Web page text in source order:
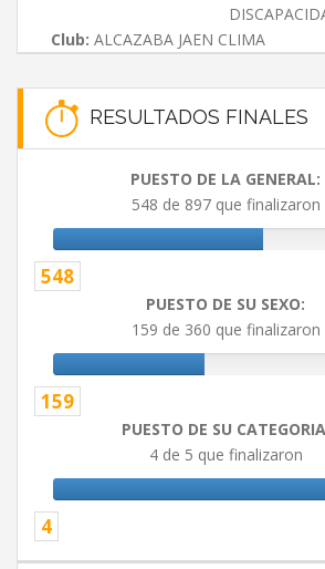
Club: ALCAZABA JAEN CLIMA
RESULTADOS FINALES
PUESTO DE LA GENERAL:
548 de 897 que finalizaron
548
PUESTO DE SU SEXO:
159 de 360 que finalizaron
159
PUESTO DE SU
4 de 5 que finalizaron
4